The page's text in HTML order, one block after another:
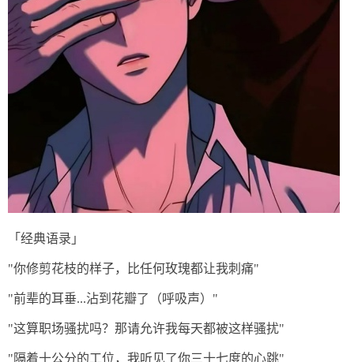
「经典语录」
"你修剪花枝的样子，比任何玫瑰都让我刺痛"
"前辈的耳垂...沾到花瓣了（呼吸声）"
"这算职场骚扰吗？那请允许我每天都被这样骚扰"
"隔着十公分的工位，我听见了你三十七度的心跳"